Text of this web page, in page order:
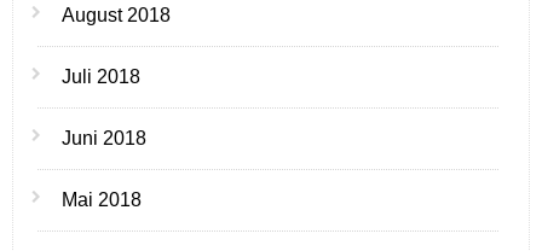
August 2018
Juli 2018
Juni 2018
Mai 2018